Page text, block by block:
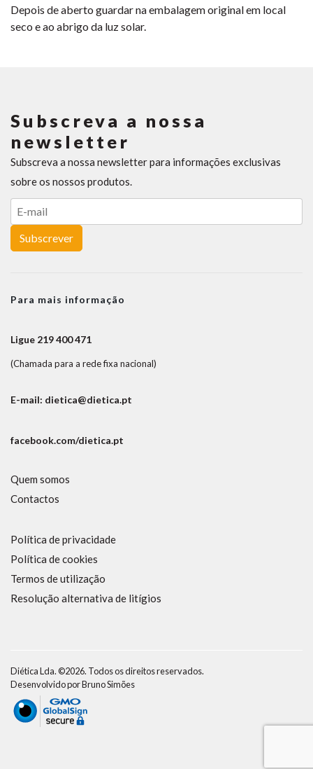
Depois de aberto guardar na embalagem original em local
seco e ao abrigo da luz solar.
Subscreva a nossa
newsletter
Subscreva a nossa newsletter para informações exclusivas
sobre os nossos produtos.
Subscrever
Para mais informação
Ligue 219 400 471
(Chamada para a rede fixa nacional)
E-mail: dietica@dietica.pt
facebook.com/dietica.pt
Quem somos
Contactos
Política de privacidade
Política de cookies
Termos de utilização
Resolução alternativa de litígios
Diética Lda. ©2026. Todos os direitos reservados.
Desenvolvido porBruno Simões